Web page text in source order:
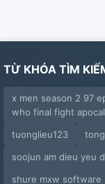
TỪ KHÓA TÌM
x men season 2 97
who final fight
tuonglieu123
soojun am dieu yeu
shure mxw software